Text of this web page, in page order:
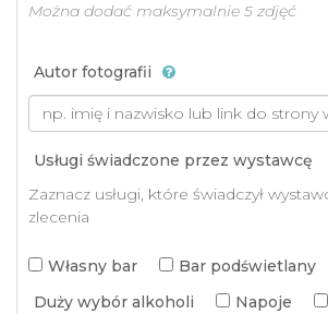
Można dodać maksymalnie 5 zdjęć
Autor fotografii
Usługi świadczone przez wystawcę
Zaznacz usługi, które świadczył
zlecenia
Własny bar Bar podświetlany
Duży wybór alkoholi
Napoje